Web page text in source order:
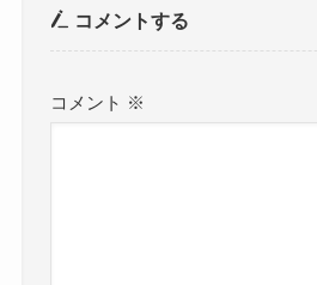
コメントする
コメント ※